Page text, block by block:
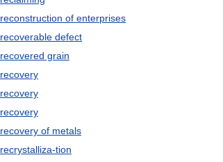
reconstruction of enterprises
recoverable defect
recovered grain
recovery
recovery
recovery
recovery of metals
recrystalliza-tion